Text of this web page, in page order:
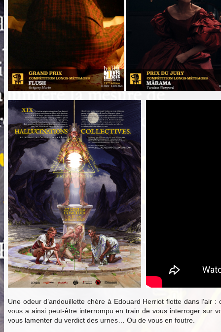
Une odeur d’andouillette chère à Edouard Herriot flotte dans
vous a ainsi peut-être interrompu en train de vous interroger sur
vous lamenter du verdict des urnes… Ou de vous en foutre.